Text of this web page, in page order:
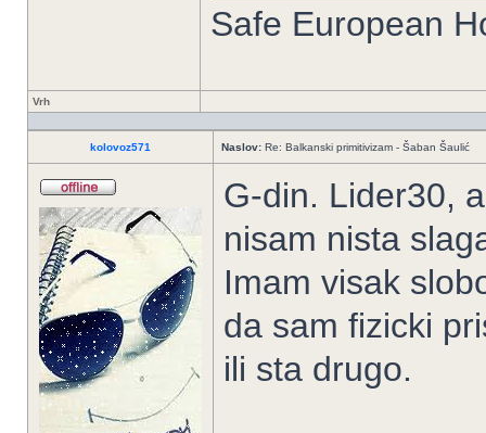
Safe European
Vrh
kolovoz571 Naslov: Re: Balkanski primitivizam - Šaban Šaulić
G-din. Lider30,
nisam nista
Imam visak
da sam fizicki
ili sta drugo.